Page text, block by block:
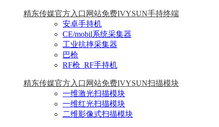
精东传媒官方入口网站免费IVYSUN手持终端
安卓手持机
CE/mobil系统采集器
工业抗摔采集器
巴枪
RF枪_RF手持机
精东传媒官方入口网站免费IVYSUN扫描模块
一维激光扫描模块
一维红光扫描模块
二维影像式扫描模块